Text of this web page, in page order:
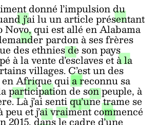
donné l’impulsion du
j’ai lu un article présentant
Novo, qui est allé en Alabama
pardon à ses frères
des ethnies de son pays
à la vente d’esclaves et à la
villages. C’est un des
Afrique qui a reconnu sa
participation de son peuple, à
Là j’ai senti qu’une trame se
peu et j’ai vraiment commencé
2015, dans le cadre d’une